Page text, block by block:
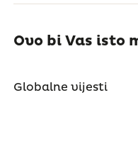
Ovo bi Vas isto
Globalne vijesti